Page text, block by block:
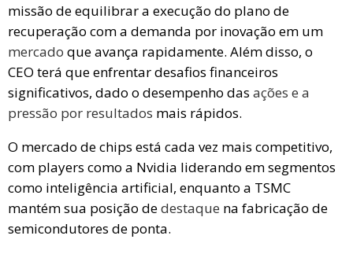
missão de equilibrar a execução do plano de
recuperação com a demanda por inovação em um
mercado que avança rapidamente. Além disso, o
CEO terá que enfrentar desafios financeiros
significativos, dado o desempenho das ações e a
pressão por resultados mais rápidos.
O mercado de chips está cada vez mais competitivo,
com players como a Nvidia liderando em segmentos
como inteligência artificial, enquanto a TSMC
mantém sua posição dedestaque na fabricação de
semicondutores de ponta.